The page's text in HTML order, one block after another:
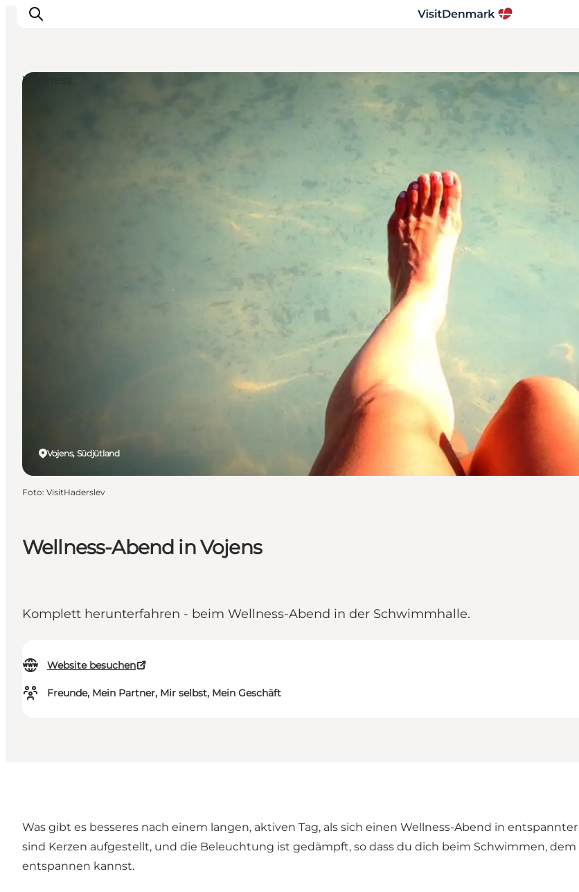
Wellness-Abend in Vojens
Komplett herunterfahren - beim Wellness-Abend in der Schwimmhalle.
Website besuchen
Freunde, Mein Partner, Mir selbst, Mein Geschäft
Vojens, Südjütland
Wellness
Foto: VisitHaderslev
Was gibt es besseres nach einem langen, aktiven Tag, als sich einen Wellness-Abend in
sind Kerzen aufgestellt, und die Beleuchtung ist gedämpft, so dass du dich beim Schwimmen,
entspannen kannst.